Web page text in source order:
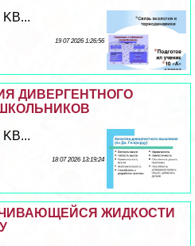
19 07 2026 1:26:56
ДИВЕРГЕНТНОГО
18 07 2026 13:19:24
ЖИДКОСТИ